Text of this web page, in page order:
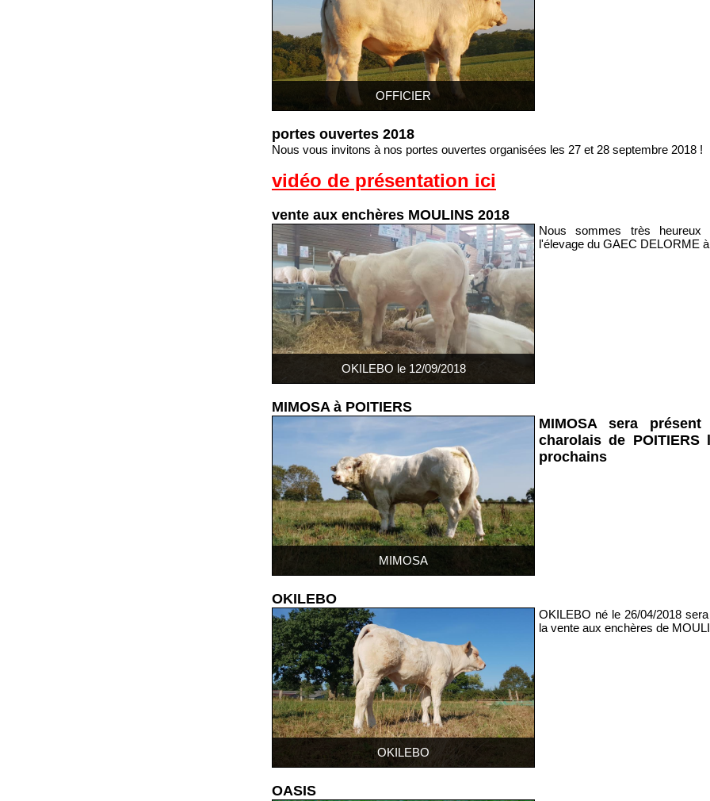
OFFICIER
portes ouvertes 2018
Nous vous invitons à nos portes ouvertes organisées les 27 et 28 septembre 2018 !
vidéo de présentation ici
vente aux enchères MOULINS 2018
OKILEBO le 12/09/2018
Nous sommes très heureux
l'élevage du GAEC DELORME
MIMOSA à POITIERS
MIMOSA
MIMOSA sera
charolais de
prochains
OKILEBO
OKILEBO
OKILEBO né le 26/04/2018
la vente aux enchères de
OASIS